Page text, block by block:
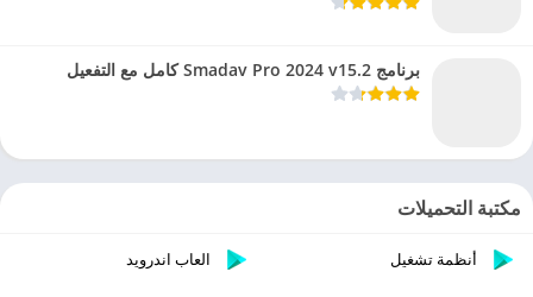
برنامج Smadav Pro 2024 v15.2 كامل مع التفعيل
مكتبة التحميلات
أنظمة تشغيل العاب اندرويد